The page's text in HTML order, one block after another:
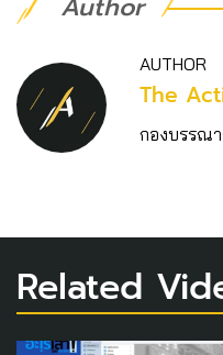
Author
AUTHOR
The
กองบรรณ
Related